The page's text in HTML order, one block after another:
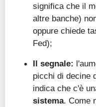
significa che il
altre banche)
oppure chiede
Fed);
Il segnale:
picchi di decine
indica che c'è
sistema. Come